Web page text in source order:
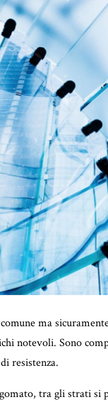
ma
notevoli. Sono
resistenza.
tra gli strati